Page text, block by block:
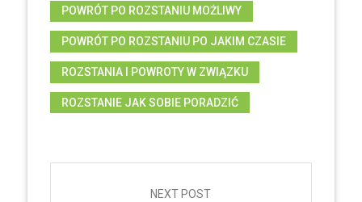
POWRÓT PO ROZSTANIU MOŻLIWY
POWRÓT PO ROZSTANIU PO JAKIM CZASIE
ROZSTANIA I POWROTY W ZWIĄZKU
ROZSTANIE JAK SOBIE PORADZIĆ
NEXT POST